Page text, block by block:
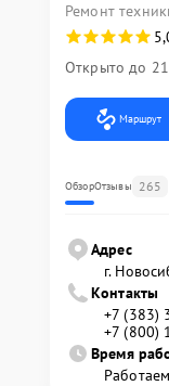
Ремонт
Открыто до
Маршрут
ОбзорОтзывы 265
Адрес
г.
Контакты
+7 (383)
+7 (800)
Время